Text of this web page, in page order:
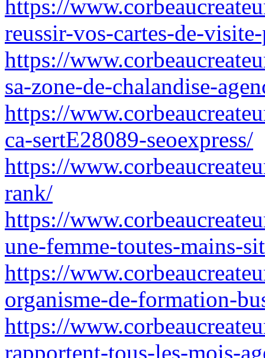
https://
reussir-vos-cartes-de-
https://
sa-zone-de-chalandise-
https://
ca-sertE28089-seoexpress/
https://
rank/
https://
une-femme-toutes-mains-
https://
organisme-de-formation-
https://
rapportent-tous-les-mois-